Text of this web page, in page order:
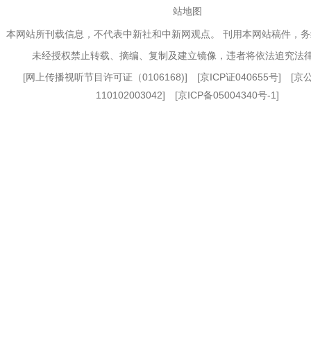
站地图
本网站所刊载信息，不代表中新社和中新网观点。 刊用本网站稿件，
未经授权禁止转载、摘编、复制及建立镜像，违者将依法追究法
[网上传播视听节目许可证（0106168)] [京ICP证040655号] [京
110102003042] [京ICP备05004340号-1]